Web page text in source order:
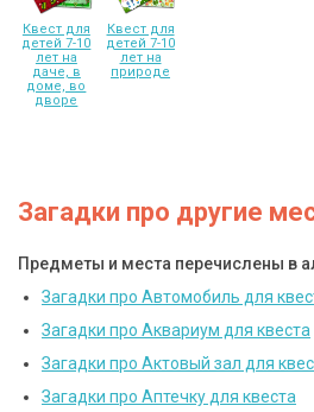
Квест для
детей 7-10
лет на
даче, в
доме, во
дворе
Квест для
детей 7-10
лет на
природе
Загадки про другие
Предметы и места перечислены в
Загадки про Автомобиль для
Загадки про Аквариум для квеста
Загадки про Актовый зал для
Загадки про Аптечку для квеста